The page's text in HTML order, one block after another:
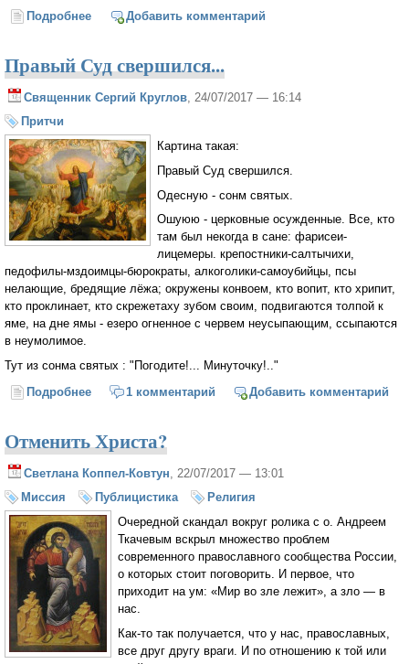
Подробнее о ПамятьДобавить комментарий
Правый Суд свершился...
Священник Сергий Круглов , 24/07/2017 — 16:14
Притчи
Картина такая:
Правый Суд свершился.
Одесную - сонм святых.
Ошуюю - церковные осужденные. Все, кто
там был некогда в сане: фарисеи-
лицемеры. крепостники-салтычихи,
педофилы-мздоимцы-бюрократы, алкоголики-самоубийцы, псы
нелающие, бредящие лёжа; окружены конвоем, кто вопит, кто хрипит,
кто проклинает, кто скрежетаху зубом своим, подвигаются толпой к
яме, на дне ямы - езеро огненное с червем неусыпающим, ссыпаются
в неумолимое.
Тут из сонма святых : "Погодите!... Минуточку!.."
Подробнее о Правый Суд свершился...
1 комментарий Добавить комментарий
Отменить Христа?
Светлана Коппел-Ковтун , 22/07/2017 — 13:01
Миссия
Публицистика
Религия
Очередной скандал вокруг ролика с о. Андреем
Ткачевым вскрыл множество проблем
современного православного сообщества России,
о которых стоит поговорить. И первое, что
приходит на ум: «Мир во зле лежит», а зло — в
нас.
Как-то так получается, что у нас, православных,
все друг другу враги. И по отношению к той или